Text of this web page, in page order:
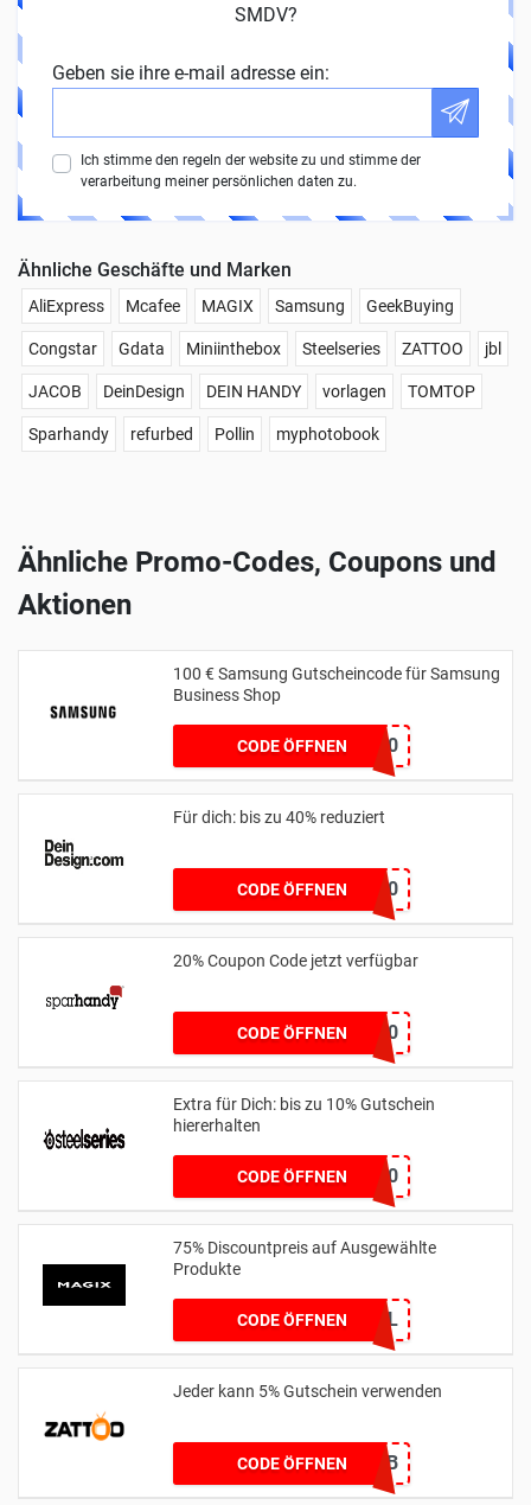
SMDV?
Geben sie ihre e-mail adresse ein:
Ich stimme den regeln der website zu und stimme der
verarbeitung meiner persönlichen daten zu.
Ähnliche Geschäfte und Marken
AliExpress Mcafee MAGIX Samsung GeekBuying
Congstar Gdata Miniinthebox Steelseries ZATTOO jbl
JACOB DeinDesign DEIN HANDY vorlagen TOMTOP
Sparhandy refurbed Pollin myphotobook
Ähnliche Promo-Codes, Coupons und
Aktionen
100 € Samsung Gutscheincode für Samsung
Business Shop
CODE ÖFFNEN
WELCOME100
Für dich: bis zu 40% reduziert
CODE ÖFFNENfriends40
20% Coupon Code jetzt verfügbar
CODE ÖFFNENWEEKEND20
Extra für Dich: bis zu 10% Gutschein
hiererhalten
CODE ÖFFNEN
ALERABAT10
75% Discountpreis auf Ausgewählte
Produkte
CODE ÖFFNENMGXNL
Jeder kann 5% Gutschein verwenden
CODE ÖFFNEN5A7564DB